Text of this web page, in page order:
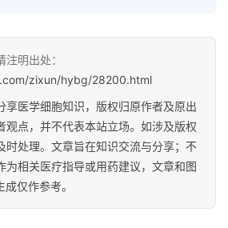
明出处：
zixun/hybg/28200.html
享医学细胞知识，版权归原作者及原出
观点，并不代表本站立场。如涉及版权
时处理。文章旨在知识交流与分享；不
为相关医疗指导或用药建议，文章和图
仅作参考。